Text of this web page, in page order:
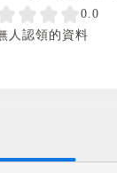
0.0
人認領的資料